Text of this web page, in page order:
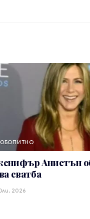
Анистън
сватба
2026